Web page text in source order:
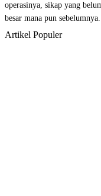
operasinya, sikap yang
besar mana pun sebelumnya.
Artikel Populer